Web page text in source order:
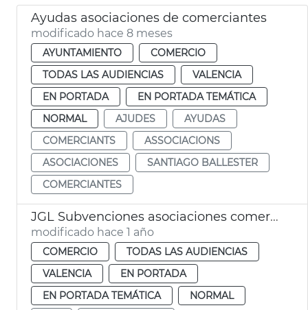
Ayudas asociaciones de comerciantes
modificado hace 8 meses
AYUNTAMIENTO
COMERCIO
TODAS LAS AUDIENCIAS
VALENCIA
EN PORTADA
EN PORTADA TEMÁTICA
NORMAL
AJUDES
AYUDAS
COMERCIANTS
ASSOCIACIONS
ASOCIACIONES
SANTIAGO BALLESTER
COMERCIANTES
JGL Subvenciones asociaciones comerciantes València
modificado hace 1 año
COMERCIO
TODAS LAS AUDIENCIAS
VALENCIA
EN PORTADA
EN PORTADA TEMÁTICA
NORMAL